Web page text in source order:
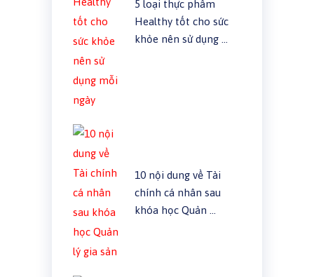
5 loại thực phẩm
Healthy tốt cho sức
khỏe nên sử dụng …
10 nội dung về Tài
chính cá nhân sau
khóa học Quản …